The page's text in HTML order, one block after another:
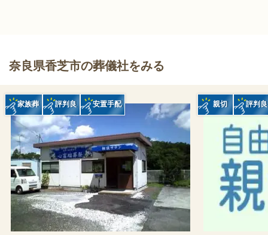
奈良県香芝市の葬儀社をみる
家族葬 評判良 安置手配 親切 評判良